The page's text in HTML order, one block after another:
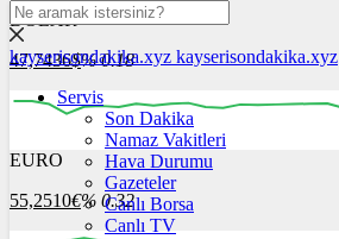
DOLAR
47,7436$% 0.18
12:00 13:00 14:00
EURO
55,2510€% 0.32
kayserisondakika.xyz kayserisondakika.xyz
Servis
Son Dakika
Namaz Vakitleri
Hava Durumu
Gazeteler
Canlı Borsa
Canlı TV